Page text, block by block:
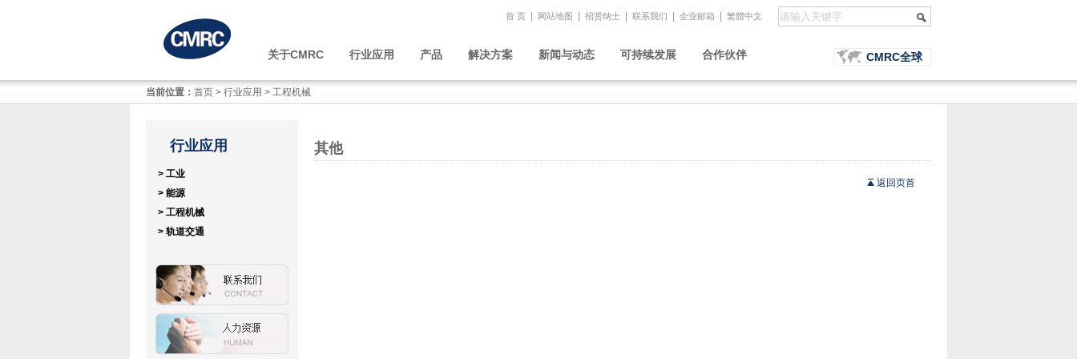
首 页 网站地图 招贤纳士 联系我们 企业邮箱 繁體中文
关于CMRC 行业应用 产品 解决方案 新闻与动态 可持续发展 合作伙伴 CMRC全球
当前位置： 首页 > 行业应用 > 工程机械
行业应用
> 工业
> 能源
> 工程机械
> 轨道交通
其他
返回页首